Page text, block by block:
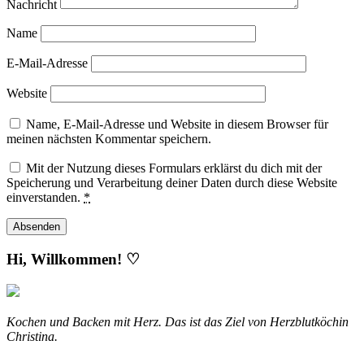
Nachricht
Name
E-Mail-Adresse
Website
Name, E-Mail-Adresse und Website in diesem Browser für
meinen nächsten Kommentar speichern.
Mit der Nutzung dieses Formulars erklärst du dich mit der
Speicherung und Verarbeitung deiner Daten durch diese Website
einverstanden. *
Hi, Willkommen! ♡
Kochen und Backen mit Herz. Das ist das Ziel von Herzblutköchin
Christina.